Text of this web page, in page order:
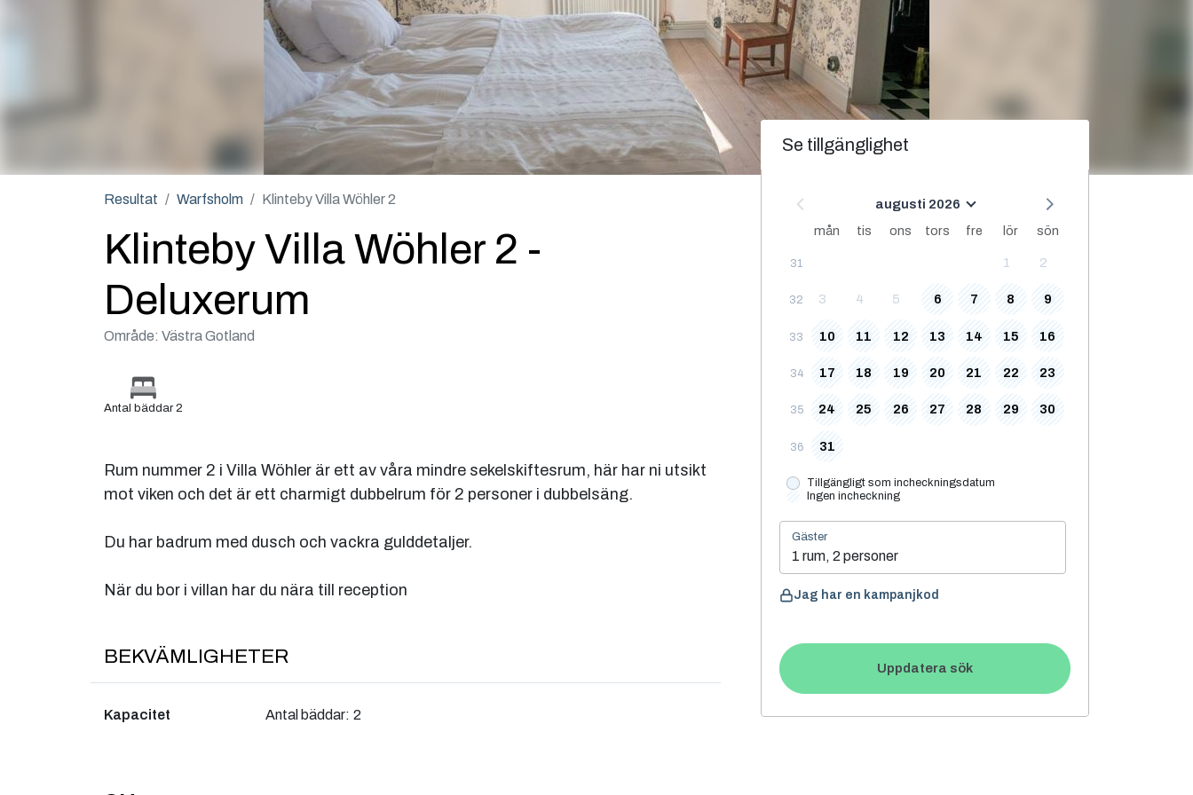
Resultat Warfsholm Klinteby Villa Wöhler 2
Klinteby Villa Wöhler 2 -
Deluxerum
Område: Västra Gotland
Antal bäddar 2
Rum nummer 2 i Villa Wöhler är ett av våra mindre sekelskiftesrum, här har ni utsikt
mot viken och det är ett charmigt dubbelrum för 2 personer i dubbelsäng.
Du har badrum med dusch och vackra gulddetaljer.
När du bor i villan har du nära till reception
BEKVÄMLIGHETER
Kapacitet Antal bäddar: 2
Se tillgänglighet
augusti 2026
mån
tis ons tors fre lör sön
31 1 2
32 3 4 5 6 7 8 9
33 10 11 12 13 14 15 16
34 17 18 19 20 21 22 23
35 24 25 26 27 28 29 30
36 31
Tillgängligt som incheckningsdatum
Ingen incheckning
Gäster
1 rum, 2 personer
Jag har en kampanjkod
Uppdatera sök